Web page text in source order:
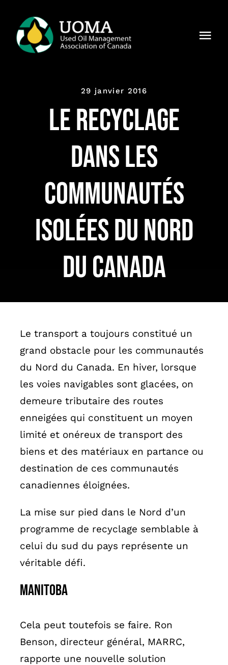
content
Actualités
English
29 janvier 2016
Le recyclage
dans les
communautés
isolées du Nord
du Canada
Le transport a toujours constitué un
grand obstacle pour les communautés
du Nord du Canada. En hiver, lorsque
les voies navigables sont glacées, on
demeure tributaire des routes
enneigées qui constituent un moyen
limité et onéreux de transport des
biens et des matériaux en partance ou
destination de ces communautés
canadiennes éloignées.
La mise sur pied dans le Nord d’un
programme de recyclage semblable à
celui du sud du pays représente un
véritable défi.
MANITOBA
Cela peut toutefois se faire. Ron
Benson, directeur général, MARRC,
rapporte une nouvelle solution